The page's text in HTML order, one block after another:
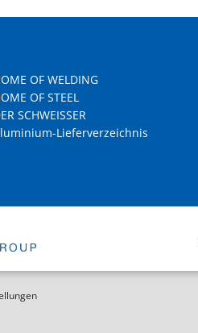
OF WELDING
OF STEEL
SCHWEISSER
Lieferverzeichnis